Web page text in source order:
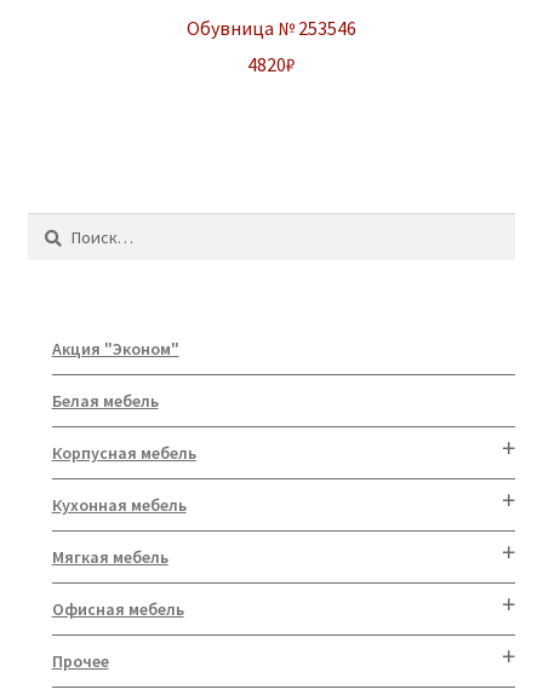
Обувница № 253546
4820₽
Найти:
Акция "Эконом"
Белая мебель
Корпусная мебель
Кухонная мебель
Мягкая мебель
Офисная мебель
Прочее